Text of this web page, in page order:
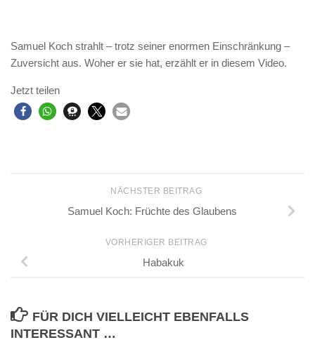
Samuel Koch strahlt – trotz seiner enormen Einschränkung –
Zuversicht aus. Woher er sie hat, erzählt er in diesem Video.
Jetzt teilen
NÄCHSTER BEITRAG
Samuel Koch: Früchte des Glaubens
VORHERIGER BEITRAG
Habakuk
FÜR DICH VIELLEICHT EBENFALLS
INTERESSANT …